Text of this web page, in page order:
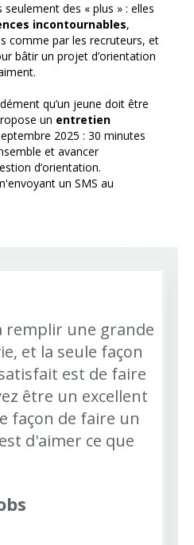
des « plus » : elles
incontournables,
comme par les recruteurs, et
bâtir un projet d’orientation
qu’un jeune doit être
un entretien
2025 : 30 minutes
et avancer
d’orientation.
un SMS au
remplir une grande
et la seule façon
est de faire
être un excellent
façon de faire un
d'aimer ce que